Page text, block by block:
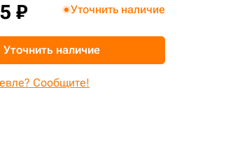
₽ Уточнить наличие
Уточнить наличие
Сообщите!